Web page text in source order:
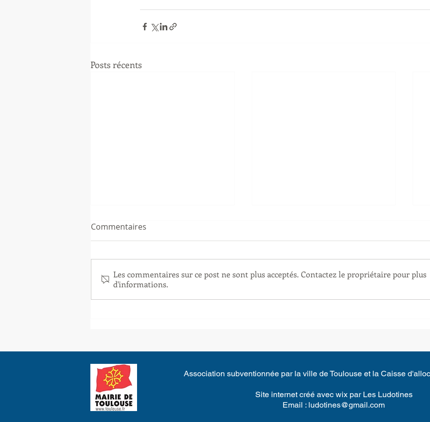
Posts récents
Fermeture estivale des
Venez nous retrouver à
Commentaires
Les commentaires sur ce post ne sont plus acceptés. Contactez le propriétaire pour plus
d'informations.
Association subventionnée par la ville de Toulouse et la Caisse
Site internet créé avec wix par Les Ludotines
Email : ludotines@gmail.com